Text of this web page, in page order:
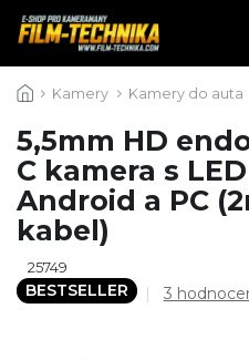
na
Kamery Kamery do auta
5,5mm HD
C kamera s
Android a PC
kabel)
25749
BESTSELLER
Průměrné
3